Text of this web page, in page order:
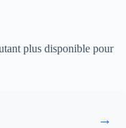
plus disponible pour
→